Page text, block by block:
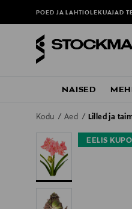
POED JA LAHTIOLEKUAJAD
NAISED
Kodu Aed Lilled ja
EELIS